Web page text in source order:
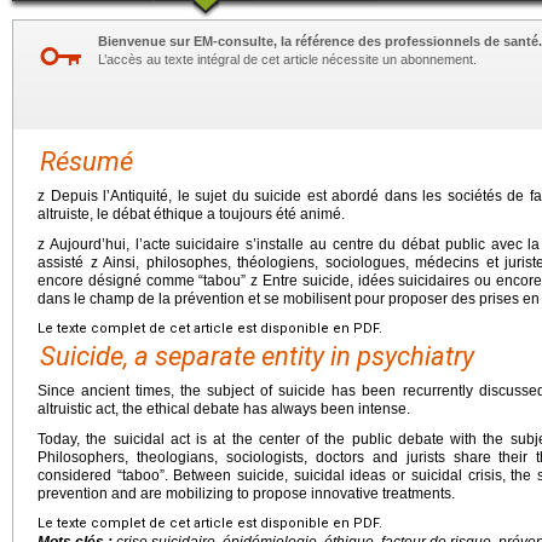
Bienvenue sur EM-consulte, la référence des professionnels de santé.
L’accès au texte intégral de cet article nécessite un abonnement.
Résumé
z Depuis l’Antiquité, le sujet du suicide est abordé dans les sociétés de
altruiste, le débat éthique a toujours été animé.
z Aujourd’hui, l’acte suicidaire s’installe au centre du débat public avec
assisté z Ainsi, philosophes, théologiens, sociologues, médecins et
encore désigné comme “tabou” z Entre suicide, idées suicidaires ou
dans le champ de la prévention et se mobilisent pour proposer des prises
Le texte complet de cet article est disponible en PDF.
Suicide, a separate entity in psychiatry
Since ancient times, the subject of suicide has been recurrently
altruistic act, the ethical debate has always been intense.
Today, the suicidal act is at the center of the public debate with the
Philosophers, theologians, sociologists, doctors and jurists share
considered “taboo”. Between suicide, suicidal ideas or suicidal crisis,
prevention and are mobilizing to propose innovative treatments.
Le texte complet de cet article est disponible en PDF.